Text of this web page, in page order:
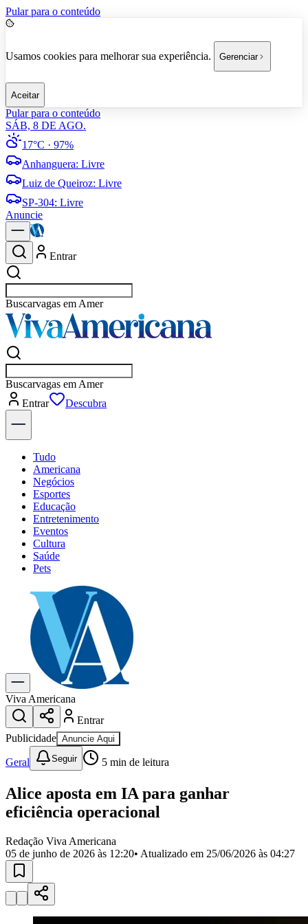
Pular para o conteúdo
Usamos cookies para melhorar sua experiência. Gerenciar
Aceitar
Pular para o conteúdo
SÁB, 8 DE AGO.
17°C · 97%
Anhanguera: Livre
Luiz de Queiroz: Livre
SP-304: Livre
Anuncie
Entrar
Buscarem
Buscarem
Entrar
Descubra
Tudo
Americana
Negócios
Esportes
Educação
Entretenimento
Eventos
Cultura
Saúde
Pets
Explore Tudo
Últimas Notícias
Previsão do Tempo
Dia a Dia & Lazer
Gastronomia
Cinema & Shows
Para Sua Empresa
Anuncie no Portal
Cadastrar Empresa
Divulgar VagasNovo
Publicidade Legal
Eleições
Segurança
Saúde
Meio Ambiente
Obras
Bairros de Americana
CentroJardim Girassol
NamoradosJardim São PauloParque UniversitárioAntônio
Viva Americana
Entrar
Publicidade Anuncie Aqui
Geral Seguir 5 min de leitura
Alice aposta em IA para ganhar
eficiência operacional
Redação Viva Americana
05 de junho de 2026 às 12:20• Atualizado em 25/06/2026 às 04:27